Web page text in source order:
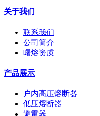
关于我们
联系我们
公司简介
曙熔资质
产品展示
户内高压熔断器
低压熔断器
避雷器